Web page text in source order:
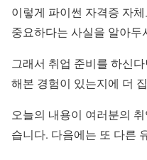
이렇게 파이썬 자격증 자
중요하다는 사실을 알아두
그래서 취업 준비를 하신
해본 경험이 있는지에 더
오늘의 내용이 여러분의
습니다. 다음에는 또 다른